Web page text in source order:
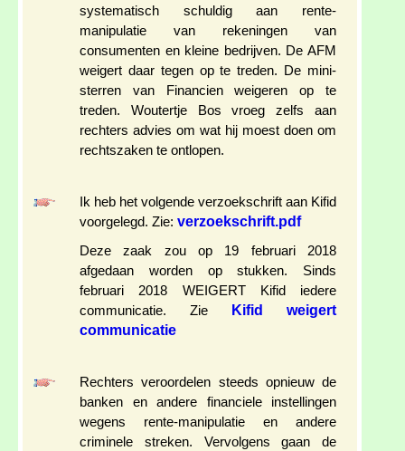
systematisch schuldig aan rente-
manipulatie van rekeningen van
consumenten en kleine bedrijven. De AFM
weigert daar tegen op te treden. De mini-
sterren van Financien weigeren op te
treden. Woutertje Bos vroeg zelfs aan
rechters advies om wat hij moest doen om
rechtszaken te ontlopen.
Ik heb het volgende verzoekschrift aan Kifid
voorgelegd. Zie: verzoekschrift.pdf
Deze zaak zou op 19 februari 2018
afgedaan worden op stukken. Sinds
februari 2018 WEIGERT Kifid iedere
communicatie. Zie
Kifid weigert
communicatie
Rechters veroordelen steeds opnieuw de
banken en andere financiele instellingen
wegens rente-manipulatie en andere
criminele streken. Vervolgens gaan de